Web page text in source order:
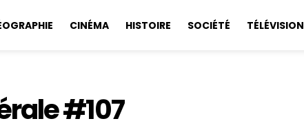
CINÉMA HISTOIRE SOCIÉTÉ TÉLÉVISION
#107